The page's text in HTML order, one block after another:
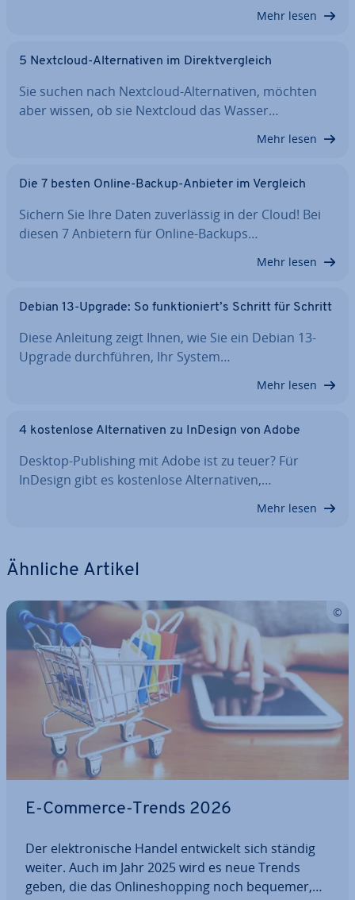
Mehr lesen
5 Nextcloud-Al­ter­na­ti­ven im Di­rekt­ver­gleich
Sie suchen nach Nextcloud-Al­ter­na­ti­ven, möchten
aber wissen, ob sie Nextcloud das Wasser…
Mehr lesen
Die 7 besten Online-Backup-Anbieter im Vergleich
Sichern Sie Ihre Daten zu­ver­läs­sig in der Cloud! Bei
diesen 7 Anbietern für Online-Backups…
Mehr lesen
Debian 13-Upgrade: So funk­tio­niert’s Schritt für Schritt
Diese Anleitung zeigt Ihnen, wie Sie ein Debian 13-
Upgrade durch­füh­ren, Ihr System…
Mehr lesen
4 kos­ten­lo­se Al­ter­na­ti­ven zu InDesign von Adobe
Desktop-Pu­bli­shing mit Adobe ist zu teuer? Für
InDesign gibt es kos­ten­lo­se Al­ter­na­ti­ven,…
Mehr lesen
Ähnliche Artikel
E-Commerce-Trends 2026
Der elek­tro­ni­sche Handel ent­wi­ckelt sich ständig
weiter. Auch im Jahr 2025 wird es neue Trends
geben, die das On­line­shop­ping noch bequemer,